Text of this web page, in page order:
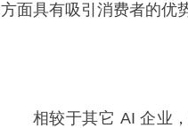
方面具有吸引消费者的优
相较于其它 AI 企业